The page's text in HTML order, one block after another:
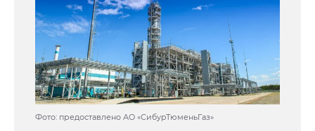
Фото: предоставлено АО «СибурТюменьГаз»